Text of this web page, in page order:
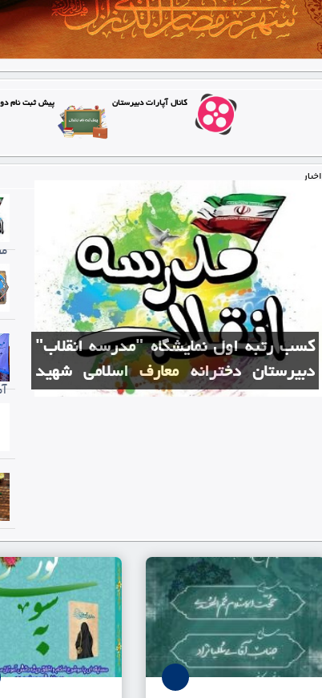
کانال آپارات دبیرستان پیش ثبت نام
اخبار
کسب رتبه اول نمایشگاه "مدرسه انقلاب"
دبیرستان دخترانه معارف اسلامی شهید